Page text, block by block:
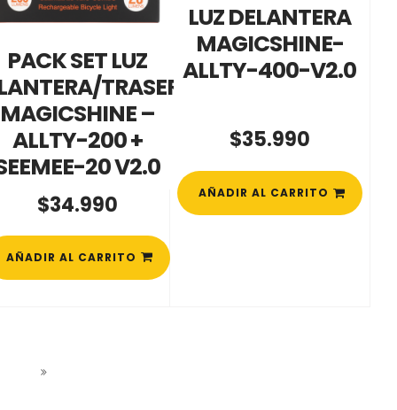
PACK SET LUZ
TRASERA
MAGICSHINE –
ALLTY-200 +
20 V2.0
$34.990
AÑADIR AL CARRITO
LUZ DELANTERA
MAGICSHINE-
ALLTY-400-V2.0
$35.990
AÑADIR AL CARRITO